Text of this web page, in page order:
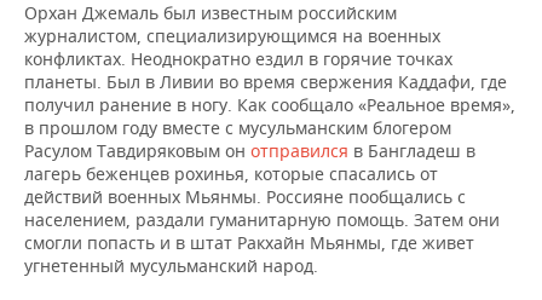
ОТКРЫТАЯ ЛЕКЦИЯ
БАСКЕТБОЛ
ВОЛЕЙБОЛ
КИБЕРСПОРТ
ФИГУРНОЕ КАТАНИЕ
ВОДНЫЕ ВИДЫ СПОРТА
ИНФРАСТРУКТУРА
ИСТОРИЯ
КУЛЬТУРА
МЕДИЦИНА
ОБРАЗОВАНИЕ
СПРАВОЧНИК
СПИСОК ПЕРСОН
СПИСОК КОМПАНИЙ
ПОЛНАЯ ВЕРСИЯ
Орхан Джемаль был известным российским
журналистом, специализирующимся на военных
конфликтах. Неоднократно ездил в горячие точках
планеты. Был в Ливии во время свержения Каддафи, где
получил ранение в ногу. Как сообщало «Реальное время»,
в прошлом году вместе с мусульманским блогером
Расулом Тавдиряковым он отправился в Бангладеш в
лагерь беженцев рохинья, которые спасались от
действий военных Мьянмы. Россияне пообщались с
населением, раздали гуманитарную помощь. Затем они
смогли попасть и в штат Ракхайн Мьянмы, где живет
угнетенный мусульманский народ.